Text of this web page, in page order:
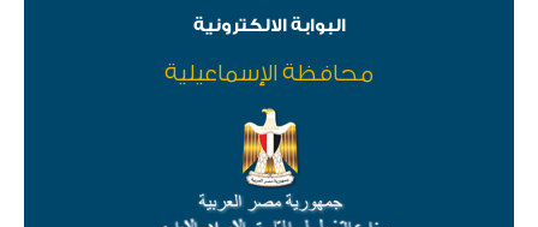
البوابة الالكترونية
محافظة الإسماعيلية